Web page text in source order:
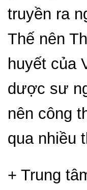
truyền ra
Thế nên
huyết của
dược sư
nên công
qua nhiều
+ Trung